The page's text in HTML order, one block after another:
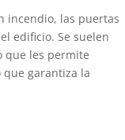
incendio, las puertas
edificio. Se suelen
que les permite
garantiza la